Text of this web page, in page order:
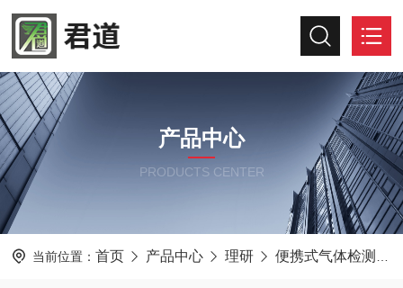
产品中心
PRODUCTS CENTER
当前位置： 首页 产品中心 理研 便携式气体检测仪